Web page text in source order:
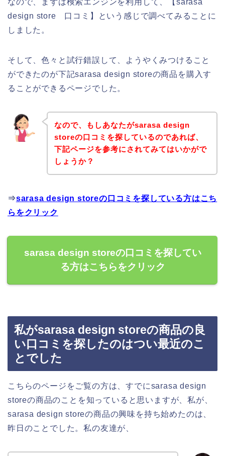
なので、まずは検索エンジンを利用して、【sarasa
design store 口コミ】という感じで調べてみることに
しました。
そして、色々と試行錯誤して、ようやくみつけること
ができたのが下記sarasa design storeの商品を購入す
ることができるページでした。
なので、もしあなたがsarasa design
storeの口コミを探しているのであれば、
下記ページを参考にされてみてはいかがで
しょうか？
⇒sarasa design storeの口コミを探している方はこち
らをクリック
sarasa design storeの口コミを探してい
る方はこちらをクリック
私がsarasa design storeの商品の良
い口コミを探したのはつい最近のこ
とでした
こちらのページをご覧の方は、すでにsarasa design
storeの商品のことを知っていると思いますが、私が、
sarasa design storeの商品の興味を持ち始めたのは、
昨日のことでした。私の友達が、